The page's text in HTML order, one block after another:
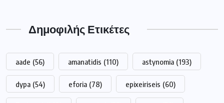
Δημοφιλής Ετικέτες
aade (56) amanatidis (110) astynomia (193)
dypa (54) eforia (78) epixeiriseis (60)